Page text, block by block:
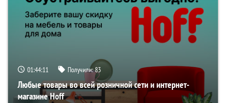
01:44:10 Получили:83
Любые товары во всей розничной сети и интернет-
магазине Hoff